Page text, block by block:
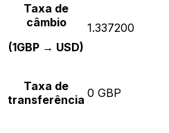
Taxa de
câmbio
(1GBP → USD)
1.337200
Taxa de
transferência 0 GBP